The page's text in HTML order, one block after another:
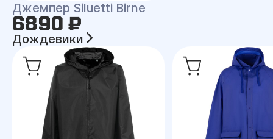
Джемпер Siluetti Birne
6890 ₽
Дождевики